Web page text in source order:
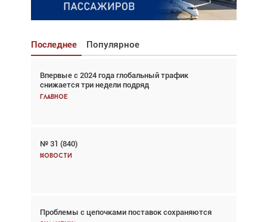
Последнее Популярное
Впервые с 2024 года глобальный трафик
снижается три недели подряд
Главное
№ 31 (840)
Новости
Проблемы с цепочками поставок сохраняются
Взгляд с высоты: тандем вертолётов и БПЛА в
спасательных операциях
Главное
Авиационный фотограф Дэйв Кох: «Фотография
говорит сама за себя... а ИИ всё портит»
Впервые с 2024 года глобальный трафик